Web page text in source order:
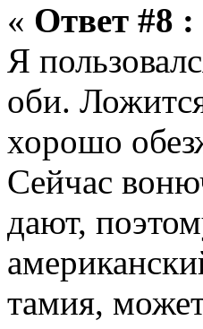
« Ответ #8 :
Я
оби.
хорошо
Сейчас
дают,
тамия,